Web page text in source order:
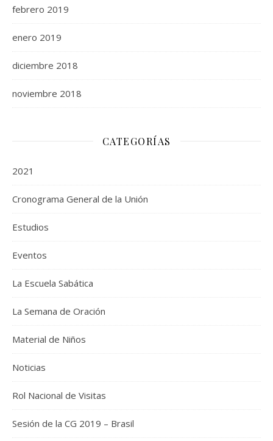
febrero 2019
enero 2019
diciembre 2018
noviembre 2018
CATEGORÍAS
2021
Cronograma General de la Unión
Estudios
Eventos
La Escuela Sabática
La Semana de Oración
Material de Niños
Noticias
Rol Nacional de Visitas
Sesión de la CG 2019 – Brasil